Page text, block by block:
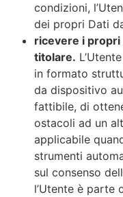
condizioni,
dei propri Dati
ricevere i
titolare.
in formato
da dispositivo
fattibile, di
ostacoli ad un
applicabile
strumenti
sul consenso
l’Utente è parte